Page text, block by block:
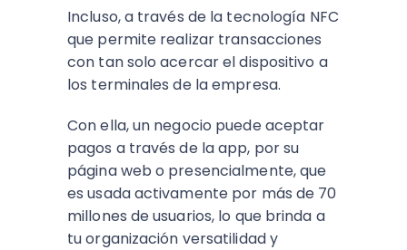
Incluso, a través de la tecnología NFC
que permite realizar transacciones
con tan solo acercar el dispositivo a
los terminales de la empresa.
Con ella, un negocio puede aceptar
pagos a través de la app, por su
página web o presencialmente, que
es usada activamente por más de 70
millones de usuarios, lo que brinda a
tu organización versatilidad y